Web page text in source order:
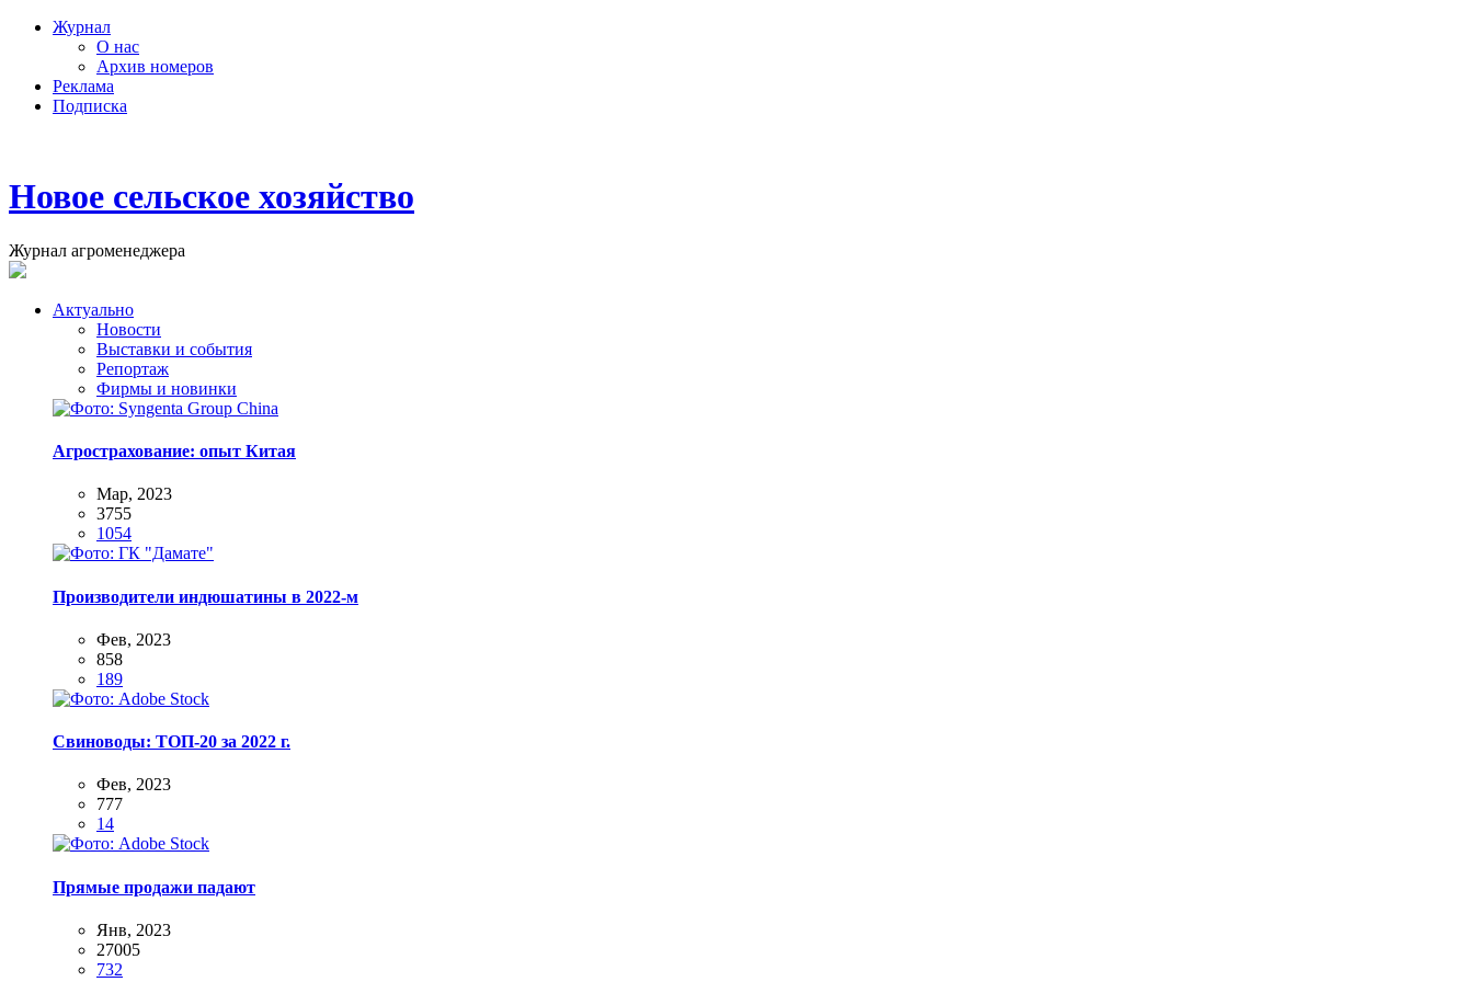
Журнал
О нас
Архив номеров
Реклама
Подписка
Новое сельское хозяйство
Журнал агроменеджера
Актуально
Новости
Выставки и события
Репортаж
Фирмы и новинки
Агрострахование: опыт Китая
Мар, 2023
3755
1054
Производители индюшатины в 2022-м
Фев, 2023
858
189
Свиноводы: ТОП-20 за 2022 г.
Фев, 2023
777
14
Прямые продажи падают
Янв, 2023
27005
732